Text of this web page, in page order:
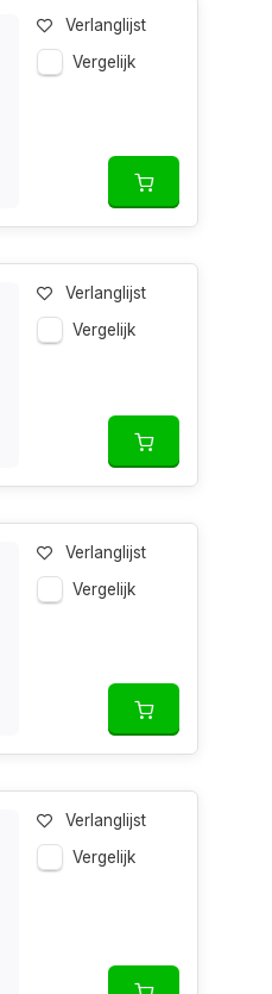
Verlanglijst
Vergelijk
Verlanglijst
Vergelijk
Verlanglijst
Vergelijk
Verlanglijst
Vergelijk